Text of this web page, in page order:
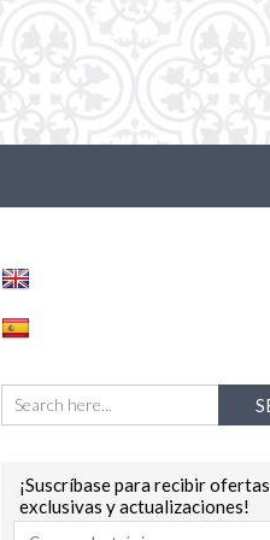
¡Suscríbase para recibir ofertas
exclusivas y actualizaciones!